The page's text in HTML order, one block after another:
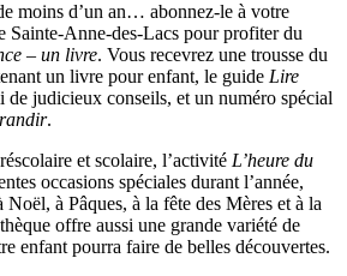
moins d’un an… abonnez-le à votre
Sainte-Anne-des-Lacs pour profiter du
– un livre. Vous recevrez une trousse du
un livre pour enfant, le guide Lire
de judicieux conseils, et un numéro spécial
.
et scolaire, l’activité L’heure du
occasions spéciales durant l’année,
à Pâques, à la fête des Mères et à la
offre aussi une grande variété de
enfant pourra faire de belles découvertes.